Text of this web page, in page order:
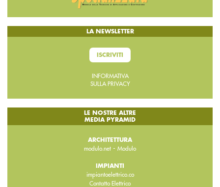
LA NEWSLETTER
ISCRIVITI
INFORMATIVA
SULLA PRIVACY
LE NOSTRE ALTRE
MEDIA PYRAMID
ARCHITETTURA
modulo.net - Modulo
IMPIANTI
impiantoelettrico.co
Contatto Elettrico